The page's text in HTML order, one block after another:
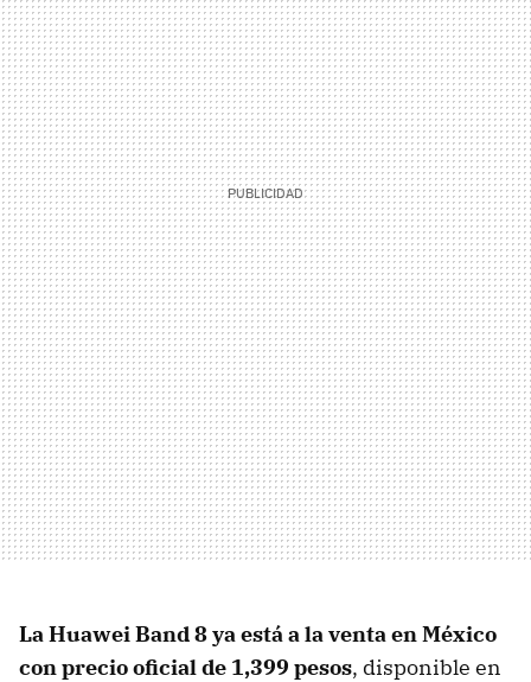
La Huawei Band 8 ya está a la venta en México
con precio oficial de 1,399 pesos, disponible en